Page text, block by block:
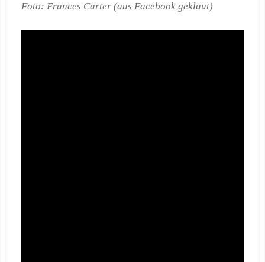
Foto: Frances Carter (aus Facebook geklaut)